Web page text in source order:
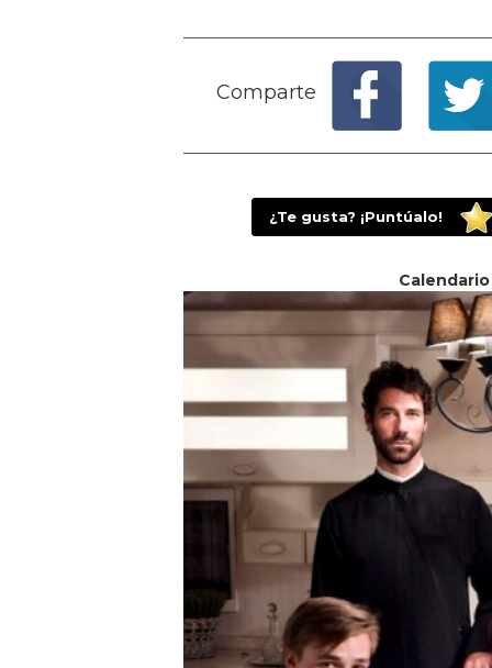
Comparte
¿Te gusta? ¡Puntúalo!